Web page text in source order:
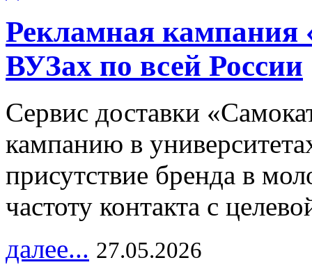
Рекламная кампания
ВУЗах по всей России
Сервис доставки
кампанию в
присутствие бренда в
частоту контакта с
далее... 27.05.2026